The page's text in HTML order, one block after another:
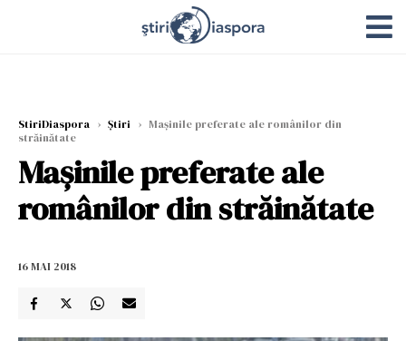
StiriDiaspora › Știri › Mașinile preferate ale românilor din
străinătate
Mașinile preferate ale
românilor din străinătate
16 MAI 2018